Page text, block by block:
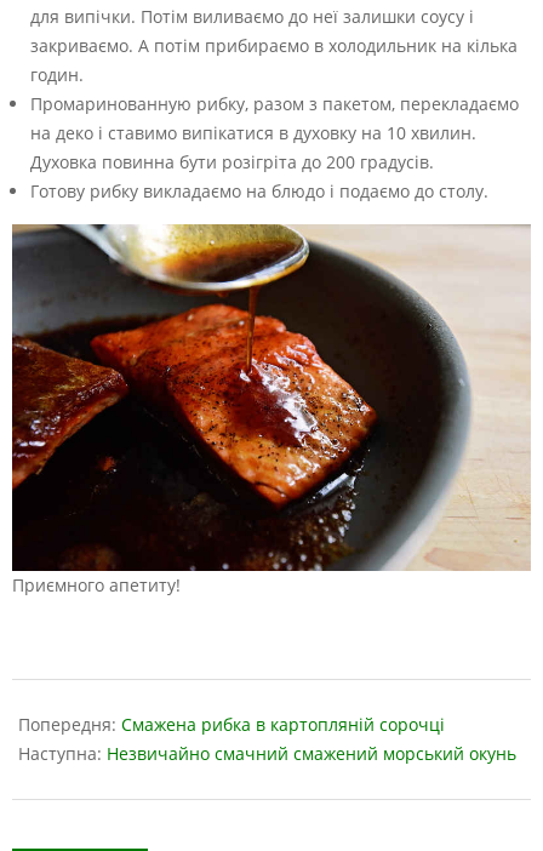
для випічки. Потім виливаємо до неї залишки соусу і
закриваємо. А потім прибираємо в холодильник на кілька
годин.
Промаринованную рибку, разом з пакетом, перекладаємо
на деко і ставимо випікатися в духовку на 10 хвилин.
Духовка повинна бути розігріта до 200 градусів.
Готову рибку викладаємо на блюдо і подаємо до столу.
Приємного апетиту!
04-
09
Попередня: Смажена рибка в картопляній сорочці
Наступна: Незвичайно смачний смажений морський окунь